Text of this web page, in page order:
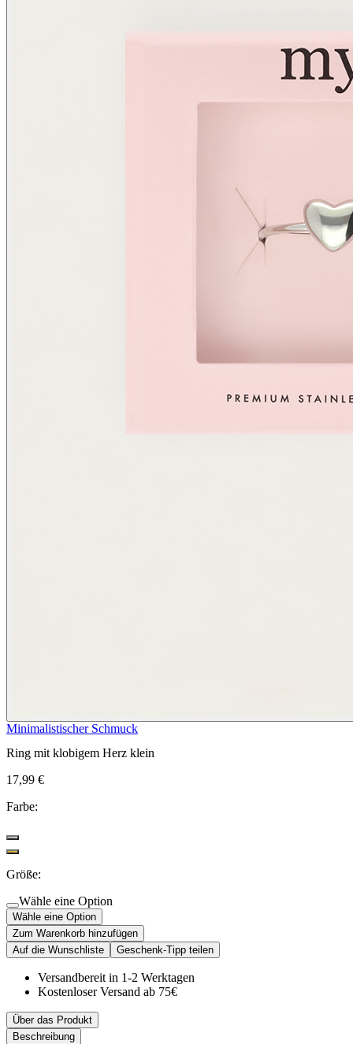
Minimalistischer Schmuck
Ring mit klobigem Herz klein
17,99 €
Farbe:
Größe:
Wähle eine Option
Wähle eine Option
Zum Warenkorb hinzufügen
Auf die Wunschliste
Geschenk-Tipp teilen
Versandbereit in 1-2 Werktagen
Kostenloser Versand ab 75€
Über das Produkt
Beschreibung